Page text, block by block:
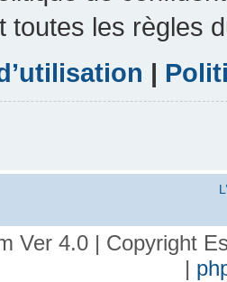
toutes les règles
|
Ver 4.0 | Copyright
|